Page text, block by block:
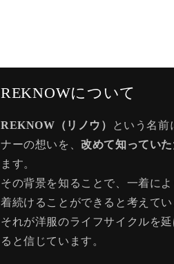
REKNOWについて
REKNOW（リノウ）
という名前
ナーの想いを、改めて知ってい
ます。
その背景を知ることで、一着に
着続けることができると考えてい
それが洋服のライフサイクルを
ると信じています。